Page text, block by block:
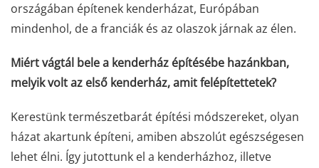
országában építenek kenderházat, Európában
mindenhol, de a franciák és az olaszok járnak az élen.
Miért vágtál bele a kenderház építésébe hazánkban,
melyik volt az első kenderház, amit felépítettetek?
Kerestünk természetbarát építési módszereket, olyan
házat akartunk építeni, amiben abszolút egészségesen
lehet élni. Így jutottunk el a kenderházhoz, illetve